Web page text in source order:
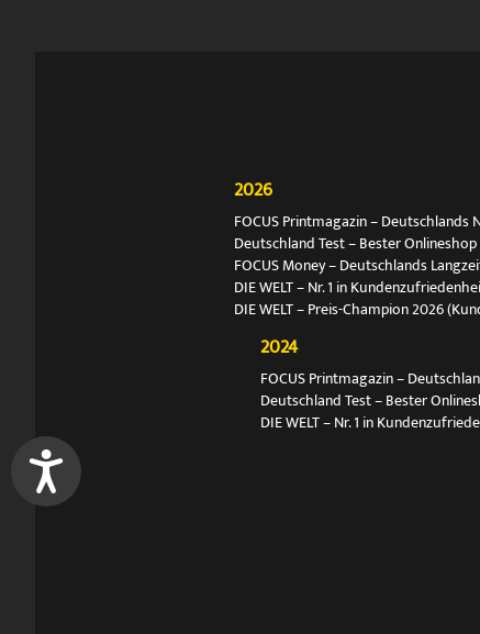
2026
FOCUS Printmagazin – Deutschlands
Deutschland Test – Bester
FOCUS Money – Deutschlands
DIE WELT – Nr. 1 in
DIE WELT – Preis-Champion 2026
2024
FOCUS Printmagazin –
Deutschland Test – Bester
DIE WELT – Nr. 1 in